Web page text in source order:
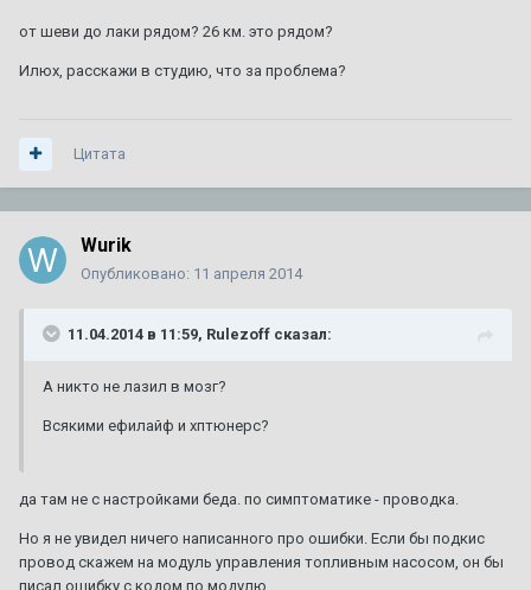
от шеви до лаки рядом? 26 км. это рядом?
Илюх, расскажи в студию, что за проблема?
Цитата
Wurik
Опубликовано: 11 апреля 2014
11.04.2014 в 11:59, Rulezoff сказал:
А никто не лазил в мозг?
Всякими ефилайф и хптюнерс?
да там не с настройками беда. по симптоматике - проводка.
Но я не увидел ничего написанного про ошибки. Если бы подкис
провод скажем на модуль управления топливным насосом, он бы
писал ошибку с кодом по модулю.